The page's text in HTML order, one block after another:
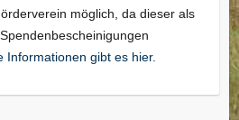
möglich, da dieser als
Informationen gibt es hier.